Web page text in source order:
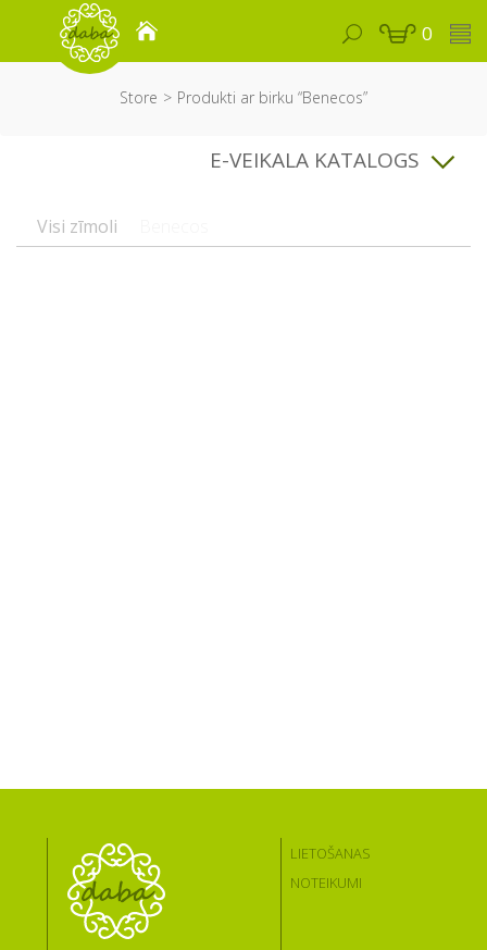
0
Store Produkti ar birku “Benecos”
E-VEIKALA KATALOGS
Visi zīmoli
LIETOŠANAS
NOTEIKUMI